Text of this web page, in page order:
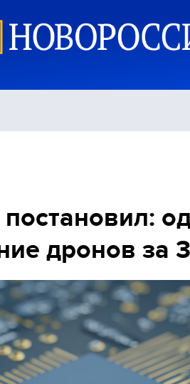
дронов за